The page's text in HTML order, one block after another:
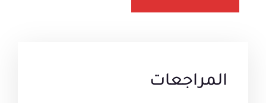
المراجعات